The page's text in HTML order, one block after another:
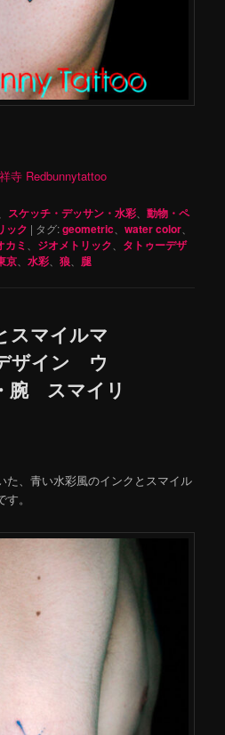
寺 Redbunnytattoo
スケッチ・デッサン・水彩 、動物・ペ
ック | タグ:geometric 、water color
カミ ジオメトリック
タトゥーデザ
京 、水彩 、狼 腿
スマイルマ
ザイン ウ
腕 スマイリ
た、青い水彩風のインクとスマイル
。